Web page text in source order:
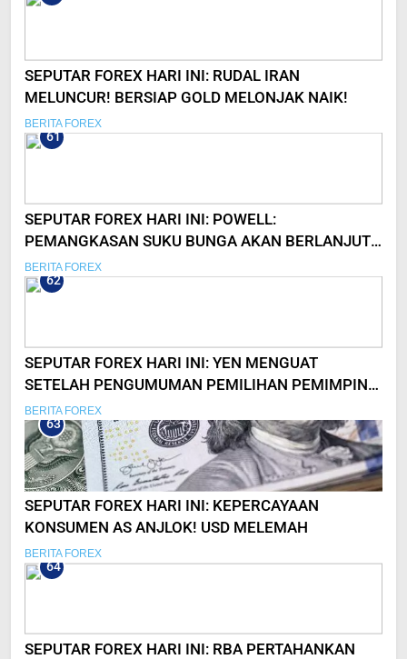
SEPUTAR FOREX HARI INI: RUDAL IRAN
MELUNCUR! BERSIAP GOLD MELONJAK NAIK!
BERITA FOREX
61
SEPUTAR FOREX HARI INI: POWELL:
PEMANGKASAN SUKU BUNGA AKAN BERLANJUT,
TAPI TIDAK TERBURU-BURU
BERITA FOREX
62
SEPUTAR FOREX HARI INI: YEN MENGUAT
SETELAH PENGUMUMAN PEMILIHAN PEMIMPIN
JEPANG
BERITA FOREX
63
SEPUTAR FOREX HARI INI: KEPERCAYAAN
KONSUMEN AS ANJLOK! USD MELEMAH
BERITA FOREX
64
SEPUTAR FOREX HARI INI: RBA PERTAHANKAN